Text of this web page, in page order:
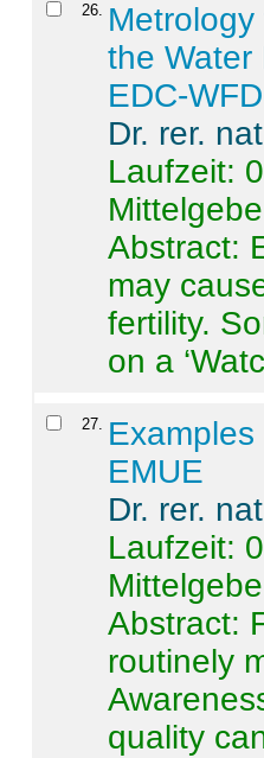
26.
the Water
EDC-WFD
Dr. rer.
Laufzeit:
Abstract:
may
fertility.
on a
27.
EMUE
Dr. rer.
Laufzeit:
Abstract:
routinely
quality